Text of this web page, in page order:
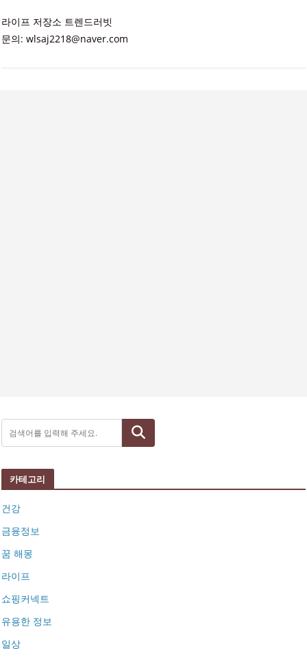
라이프 저장소 트렌드러빗
문의: wlsaj2218@naver.com
검색
카테고리
건강
금융정보
꿈 해몽
라이프
쇼핑커넥트
유용한 정보
일상